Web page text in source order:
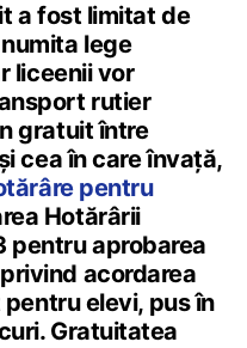
a fost limitat de
lege
liceenii vor
rutier
gratuit între
cea în care învață,
pentru
Hotărârii
pentru aprobarea
acordarea
elevi, pus în
Gratuitatea